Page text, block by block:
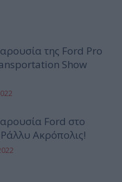
της Ford Pro
Show
Ford στο
Ακρόπολις!